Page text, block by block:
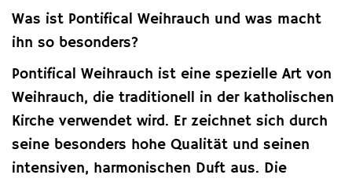
Was ist Pontifical Weihrauch und was macht
ihn so besonders?
Pontifical Weihrauch ist eine spezielle Art von
Weihrauch, die traditionell in der katholischen
Kirche verwendet wird. Er zeichnet sich durch
seine besonders hohe Qualität und seinen
intensiven, harmonischen Duft aus. Die